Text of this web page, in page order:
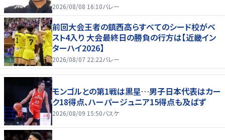
2026/08/08 16:10バレー
前回大会王者の鎮西高らすべてのシード校がベ
スト4入り 大会最終日の勝負の行方は【近畿イン
ターハイ2026】
2026/08/07 22:22バレー
モンゴルとの第1戦は黒星…男子日本代表はカー
ク18得点、ハーパージュニア15得点も及ばず
2026/08/09 15:50バスケ